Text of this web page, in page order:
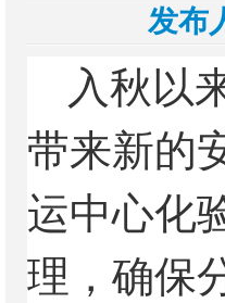
发布
入秋以
带来新的
运中心化
理，确保